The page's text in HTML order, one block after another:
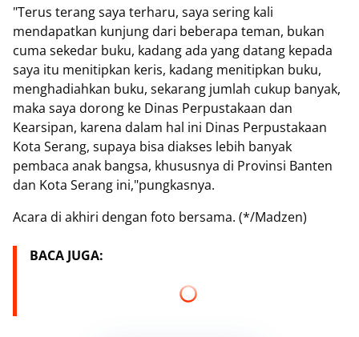
"Terus terang saya terharu, saya sering kali
mendapatkan kunjung dari beberapa teman, bukan
cuma sekedar buku, kadang ada yang datang kepada
saya itu menitipkan keris, kadang menitipkan buku,
menghadiahkan buku, sekarang jumlah cukup banyak,
maka saya dorong ke Dinas Perpustakaan dan
Kearsipan, karena dalam hal ini Dinas Perpustakaan
Kota Serang, supaya bisa diakses lebih banyak
pembaca anak bangsa, khususnya di Provinsi Banten
dan Kota Serang ini,"pungkasnya.
Acara di akhiri dengan foto bersama. (*/Madzen)
BACA JUGA: